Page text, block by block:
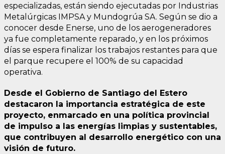
especializadas, están siendo ejecutadas por Industrias
Metalúrgicas IMPSA y Mundogrúa SA. Según se dio a
conocer desde Enerse, uno de los aerogeneradores
ya fue completamente reparado, y en los próximos
días se espera finalizar los trabajos restantes para que
el parque recupere el 100% de su capacidad
operativa.
Desde el Gobierno de Santiago del Estero
destacaron la importancia estratégica de este
proyecto, enmarcado en una política provincial
de impulso a las energías limpias y sustentables,
que contribuyen al desarrollo energético con una
visión de futuro.